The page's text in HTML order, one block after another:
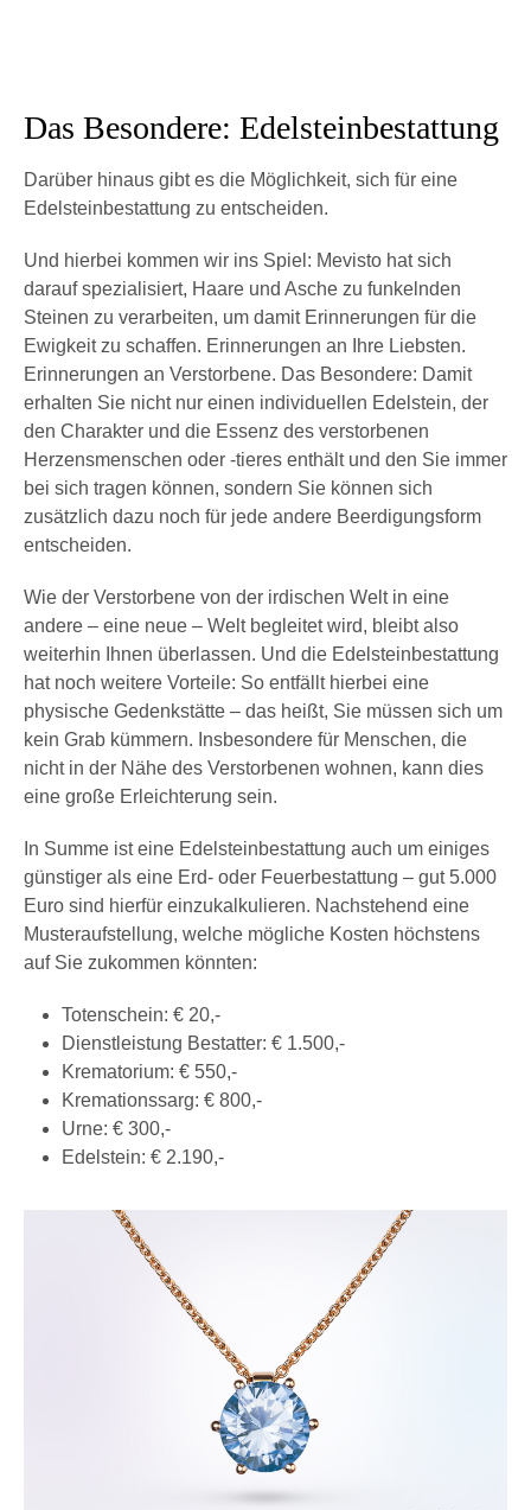
Das Besondere: Edelsteinbestattung
Darüber hinaus gibt es die Möglichkeit, sich für eine
Edelsteinbestattung zu entscheiden.
Und hierbei kommen wir ins Spiel: Mevisto hat sich
darauf spezialisiert, Haare und Asche zu funkelnden
Steinen zu verarbeiten, um damit Erinnerungen für die
Ewigkeit zu schaffen. Erinnerungen an Ihre Liebsten.
Erinnerungen an Verstorbene. Das Besondere: Damit
erhalten Sie nicht nur einen individuellen Edelstein, der
den Charakter und die Essenz des verstorbenen
Herzensmenschen oder -tieres enthält und den Sie immer
bei sich tragen können, sondern Sie können sich
zusätzlich dazu noch für jede andere Beerdigungsform
entscheiden.
Wie der Verstorbene von der irdischen Welt in eine
andere – eine neue – Welt begleitet wird, bleibt also
weiterhin Ihnen überlassen. Und die Edelsteinbestattung
hat noch weitere Vorteile: So entfällt hierbei eine
physische Gedenkstätte – das heißt, Sie müssen sich um
kein Grab kümmern. Insbesondere für Menschen, die
nicht in der Nähe des Verstorbenen wohnen, kann dies
eine große Erleichterung sein.
In Summe ist eine Edelsteinbestattung auch um einiges
günstiger als eine Erd- oder Feuerbestattung – gut 5.000
Euro sind hierfür einzukalkulieren. Nachstehend eine
Musteraufstellung, welche mögliche Kosten höchstens
auf Sie zukommen könnten:
Totenschein: € 20,-
Dienstleistung Bestatter: € 1.500,-
Krematorium: € 550,-
Kremationssarg: € 800,-
Urne: € 300,-
Edelstein: € 2.190,-